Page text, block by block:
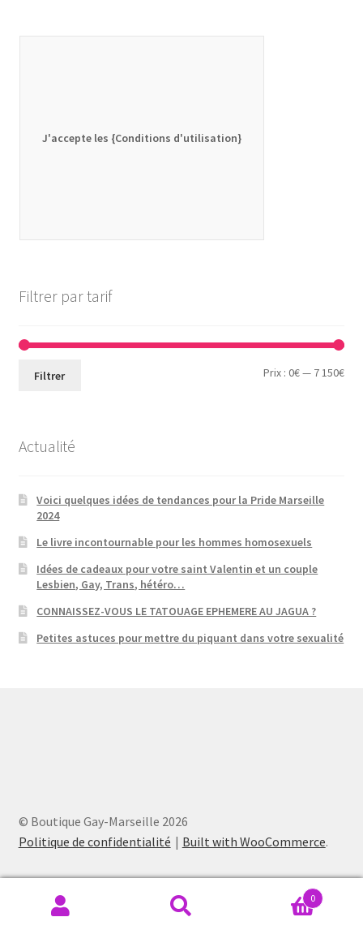
J'accepte les {Conditions d'utilisation}
Filtrer par tarif
Prix
Prix
Filtrer Prix :0€— 7 150€
Actualité
Voici quelques idées de tendances pour la Pride Marseille
2024
Le livre incontournable pour les hommes homosexuels
Idées de cadeaux pour votre saint Valentin et un couple
Lesbien, Gay, Trans, hétéro…
CONNAISSEZ-VOUS LE TATOUAGE EPHEMERE AU JAGUA ?
Petites astuces pour mettre du piquant dans votre sexualité
© Boutique Gay-Marseille 2026
Politique de confidentialité
Built with WooCommerce.
Recherche
Recherche
0